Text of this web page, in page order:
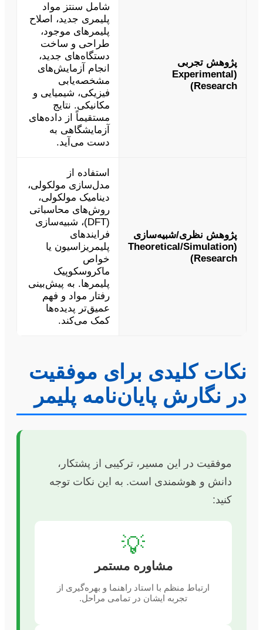
پژوهش تجربی
(Experimental
Research)
شامل سنتز مواد
پلیمری جدید، اصلاح
پلیمرهای موجود،
طراحی و ساخت
دستگاه‌های جدید،
انجام آزمایش‌های
مشخصه‌یابی
فیزیکی، شیمیایی و
مکانیکی. نتایج
مستقیماً از داده‌های
آزمایشگاهی به
دست می‌آید.
پژوهش نظری/شبیه‌سازی
(Theoretical/Simulation
Research)
استفاده از
مدل‌سازی مولکولی،
دینامیک مولکولی،
روش‌های محاسباتی
(DFT)، شبیه‌سازی
فرایندهای
پلیمریزاسیون یا
خواص
ماکروسکوپیک
پلیمرها. به پیش‌بینی
رفتار مواد و فهم
عمیق‌تر پدیده‌ها
کمک می‌کند.
نکات کلیدی برای موفقیت
در نگارش پایان‌نامه پلیمر
موفقیت در این مسیر، ترکیبی از پشتکار،
دانش و هوشمندی است. به این نکات توجه
کنید:
💡
مشاوره مستمر
ارتباط منظم با استاد راهنما و بهره‌گیری از
تجربه ایشان در تمامی مراحل.